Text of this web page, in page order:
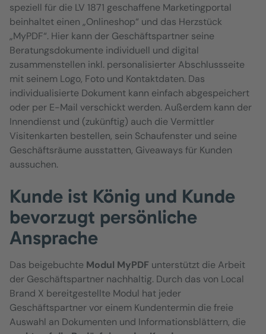
speziell für die LV 1871 geschaffene Marketingportal
beinhaltet einen „Onlineshop“ und das Herzstück
„MyPDF“. Hier kann der Geschäftspartner seine
Beratungsdokumente individuell und digital
zusammenstellen inkl. personalisierter Abschlussseite
mit seinem Logo, Foto und Kontaktdaten. Das
individualisierte Dokument kann einfach abgespeichert
oder per E-Mail verschickt werden. Außerdem kann der
Innendienst und (zukünftig) auch die Vermittler
Visitenkarten bestellen, sein Schaufenster und seine
Geschäftsräume ausstatten, Giveaways für Kunden
aussuchen.
Kunde ist König und Kunde
bevorzugt persönliche
Ansprache
Das beigebuchte Modul MyPDF unterstützt die Arbeit
der Geschäftspartner nachhaltig. Durch das von Local
Brand X bereitgestellte Modul hat jeder
Geschäftspartner vor einem Kundentermin die freie
Auswahl an Dokumenten und Informationsblättern, die